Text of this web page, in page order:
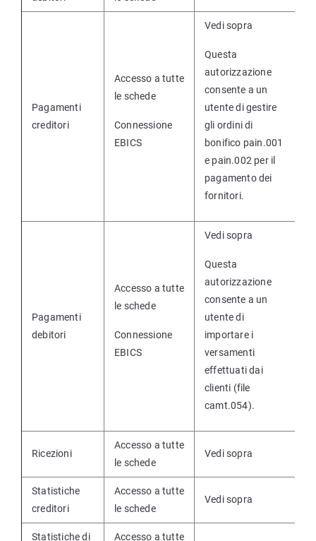
Pagamenti
creditori
Accesso a tutte
le schede
Connessione
EBICS
Vedi sopra
Questa
autorizzazione
consente a un
utente di gestire
gli ordini di
bonifico pain.001
e pain.002 per il
pagamento dei
fornitori.
Pagamenti
debitori
Accesso a tutte
le schede
Connessione
EBICS
Vedi sopra
Questa
autorizzazione
consente a un
utente di
importare i
versamenti
effettuati dai
clienti (file
camt.054).
Ricezioni
Accesso a tutte
le schede
Vedi sopra
Statistiche
creditori
Accesso a tutte
le schede
Vedi sopra
Statistiche di
Accesso a tutte